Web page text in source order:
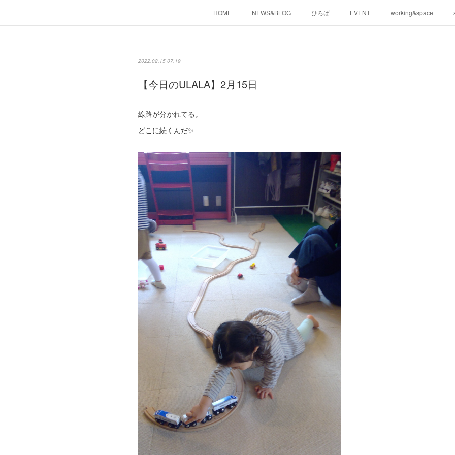
HOME NEWS&BLOG ひろば EVENT working&space
2022.02.15 07:19
【今日のULALA】2月15日
線路が分かれてる。
どこに続くんだ✨